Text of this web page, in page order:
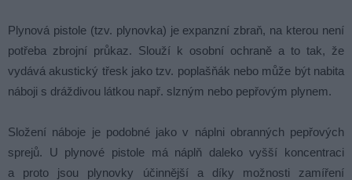
Plynová pistole (tzv. plynovka) je expanzní zbraň, na kterou není
potřeba zbrojní průkaz. Slouží k osobní ochraně a to tak, že
vydává akustický třesk jako tzv. poplašňák nebo může být nabita
náboji s dráždivou látkou např. slzným nebo pepřovým plynem.
Složení náboje je podobné jako v náplni obranných pepřových
sprejů. U plynové pistole má náplň daleko vyšší koncentraci
a proto jsou plynovky účinnější a díky možnosti zamíření